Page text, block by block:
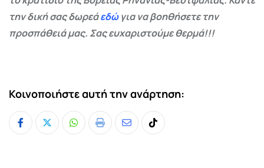
την δική σας δωρεάεδώγια να βοηθήσετε την
προσπάθειά μας. Σας ευχαριστούμε θερμά!!!
Κοινοποιήστε αυτή την ανάρτηση:
Whatsapp
Print
ShareTiktok